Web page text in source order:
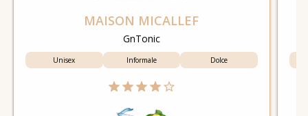
MAISON MICALLEF
GnTonic
Unisex Informale Dolce